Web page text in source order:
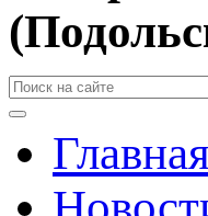
Главная